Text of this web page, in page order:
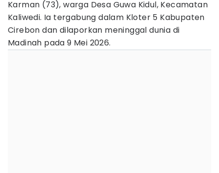
Karman (73), warga Desa Guwa Kidul, Kecamatan
Kaliwedi. Ia tergabung dalam Kloter 5 Kabupaten
Cirebon dan dilaporkan meninggal dunia di
Madinah pada 9 Mei 2026.